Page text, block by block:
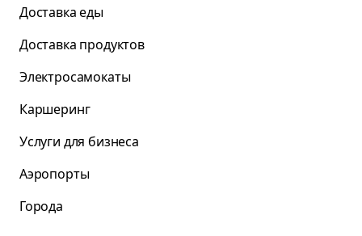
Доставка еды
Доставка продуктов
Электросамокаты
Каршеринг
Услуги для бизнеса
Аэропорты
Города